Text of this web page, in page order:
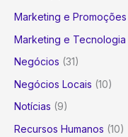
Marketing e Promoções
Marketing e Tecnologia
Negócios (31)
Negócios Locais (10)
Notícias (9)
Recursos Humanos (10)